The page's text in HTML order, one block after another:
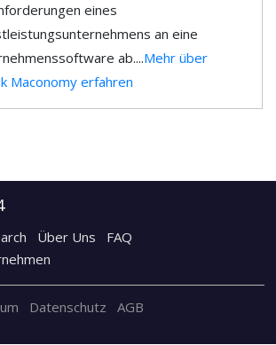
eines
an eine
ab....Mehr über
Maconomy erfahren
Über Uns
FAQ
Datenschutz AGB